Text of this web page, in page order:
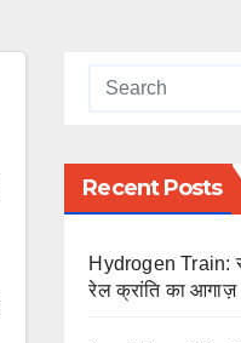
Recent Posts
Hydrogen Train:
रेल क्रांति का आगाज़